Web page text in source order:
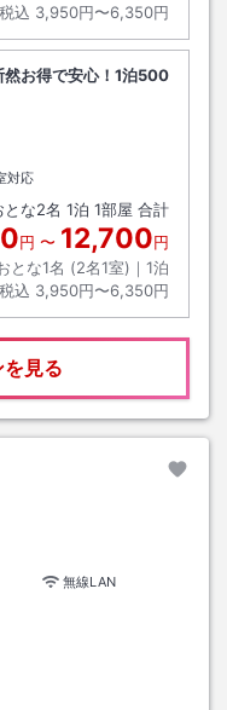
税込 3,950円〜6,350円
然お得で安心！1泊500
対応
とな2名 1泊 1部屋 合計
円 〜 12,700円
とな1名 (2名1室)｜ 1泊
税込 3,950円〜6,350円
見る
無線LAN